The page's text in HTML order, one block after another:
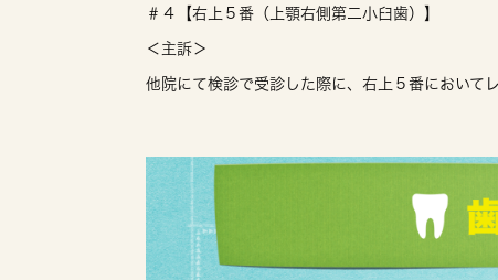
＃４【右上５番（上顎右側第二小臼歯）】
＜主訴＞
他院にて検診で受診した際に、右上５番において